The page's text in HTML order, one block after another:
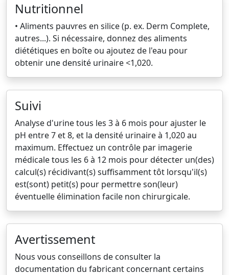
Nutritionnel
• Aliments pauvres en silice (p. ex. Derm Complete,
autres...). Si nécessaire, donnez des aliments
diététiques en boîte ou ajoutez de l'eau pour
obtenir une densité urinaire <1,020.
Suivi
Analyse d'urine tous les 3 à 6 mois pour ajuster le
pH entre 7 et 8, et la densité urinaire à 1,020 au
maximum. Effectuez un contrôle par imagerie
médicale tous les 6 à 12 mois pour détecter un(des)
calcul(s) récidivant(s) suffisamment tôt lorsqu'il(s)
est(sont) petit(s) pour permettre son(leur)
éventuelle élimination facile non chirurgicale.
Avertissement
Nous vous conseillons de consulter la
documentation du fabricant concernant certains